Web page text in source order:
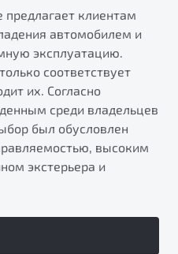
предлагает клиентам
автомобилем и
эксплуатацию.
соответствует
их. Согласно
среди владельцев
был обусловлен
высоким
экстерьера и